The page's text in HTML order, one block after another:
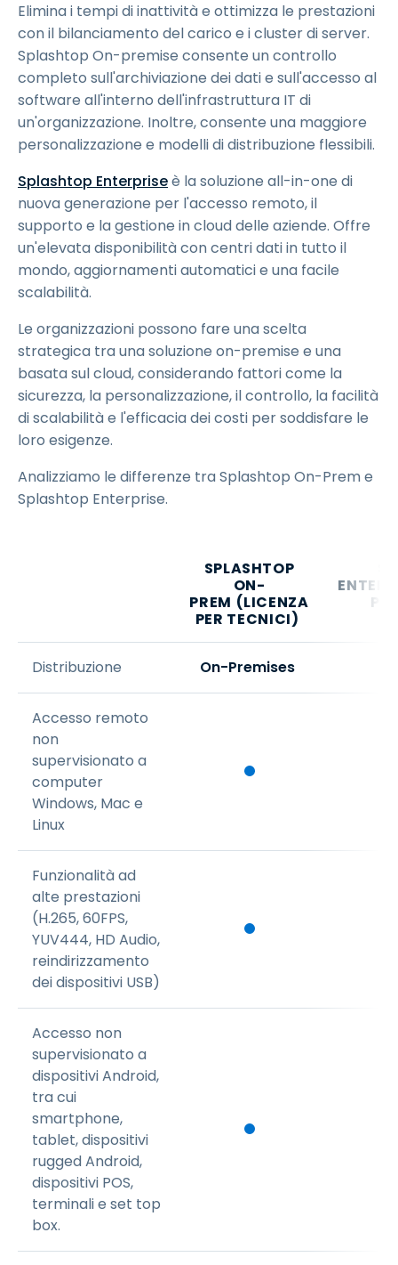
Elimina i tempi di inattività e ottimizza le prestazioni
con il bilanciamento del carico e i cluster di server.
Splashtop On-premise consente un controllo
completo sull'archiviazione dei dati e sull'accesso al
software all'interno dell'infrastruttura IT di
un'organizzazione. Inoltre, consente una maggiore
personalizzazione e modelli di distribuzione flessibili.
Splashtop Enterpriseè la soluzione all-in-one di
nuova generazione per l'accesso remoto, il
supporto e la gestione in cloud delle aziende. Offre
un'elevata disponibilità con centri dati in tutto il
mondo, aggiornamenti automatici e una facile
scalabilità.
Le organizzazioni possono fare una scelta
strategica tra una soluzione on-premise e una
basata sul cloud, considerando fattori come la
sicurezza, la personalizzazione, il controllo, la facilità
di scalabilità e l'efficacia dei costi per soddisfare le
loro esigenze.
Analizziamo le differenze tra Splashtop On-Prem e
Splashtop Enterprise.
SPLASHTOP
ON-
PREM (LICENZA
PER TECNICI)
Distribuzione On-Premises
Accesso remoto
non
supervisionato a
computer
Windows, Mac e
Linux
Funzionalità ad
alte prestazioni
(H.265, 60FPS,
YUV444, HD Audio,
reindirizzamento
dei dispositivi USB)
Accesso non
supervisionato a
dispositivi Android,
tra cui
smartphone,
tablet, dispositivi
rugged Android,
dispositivi POS,
terminali e set top
box.